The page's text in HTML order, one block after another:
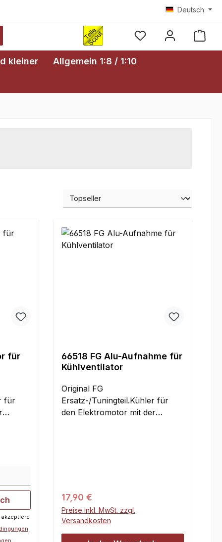
Deutsch
kleiner Allgemein 1:8 / 1:10
für
für
.
66518 FG Alu-Aufnahme für
Kühlventilator
Original FG
Ersatz-/Tuningteil.Kühler für
den Elektromotor mit der
Regulärer Preis:
17,90 €
Preise inkl. MwSt. zzgl.
Versandkosten